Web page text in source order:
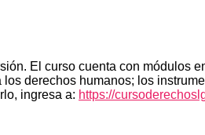
El curso cuenta con módulos
derechos humanos; los
ingresa a: https://